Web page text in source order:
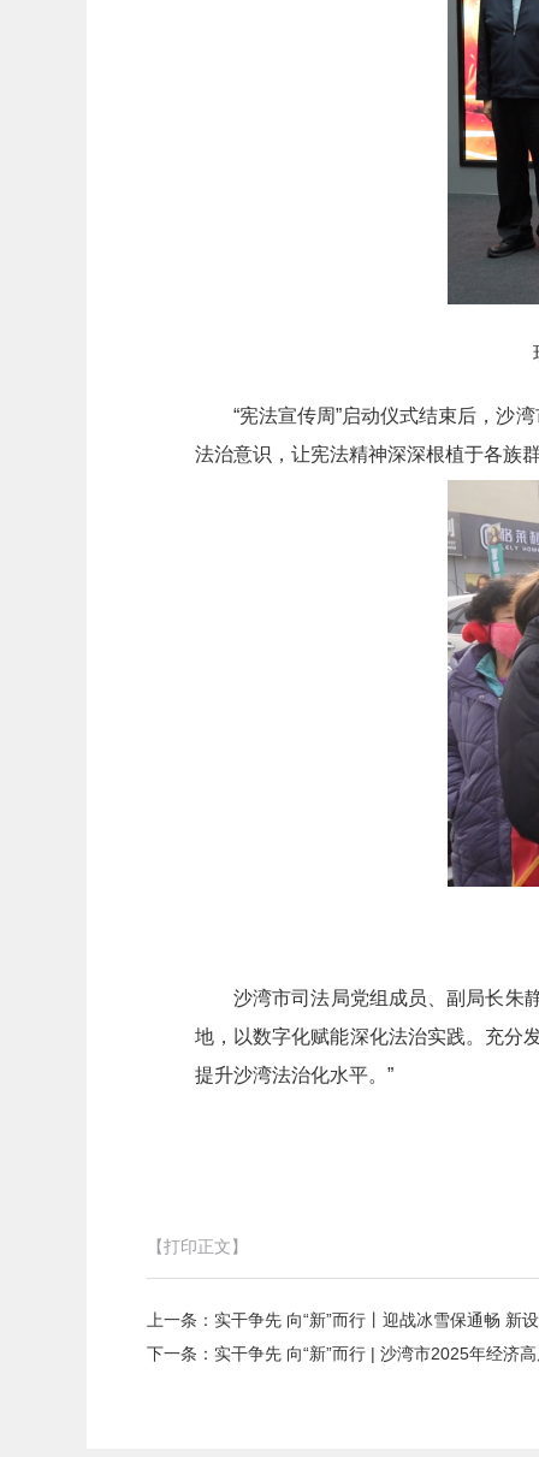
“宪法宣传周”启动仪式结束后，沙
法治意识，让宪法精神深深根植于各族
沙湾市司法局党组成员、副局长朱
地，以数字化赋能深化法治实践。充分
提升沙湾法治化水平。”
【打印正文】
上一条： 实干争先 向“新”而行丨迎战冰雪保通畅 新
下一条： 实干争先 向“新”而行 | 沙湾市2025年经济